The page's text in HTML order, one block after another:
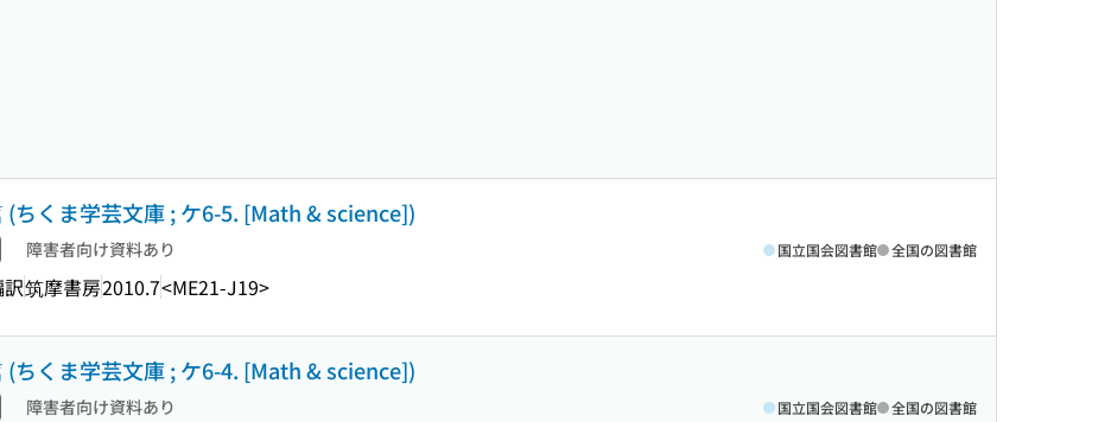
(ちくま学芸文庫 ; ケ6-5. [Math & science])
障害者向け資料あり
筑摩書房2010.7<ME21-J19>
国立国会図書館 全国の図書館
(ちくま学芸文庫 ; ケ6-4. [Math & science])
障害者向け資料あり 国立国会図書館 全国の図書館